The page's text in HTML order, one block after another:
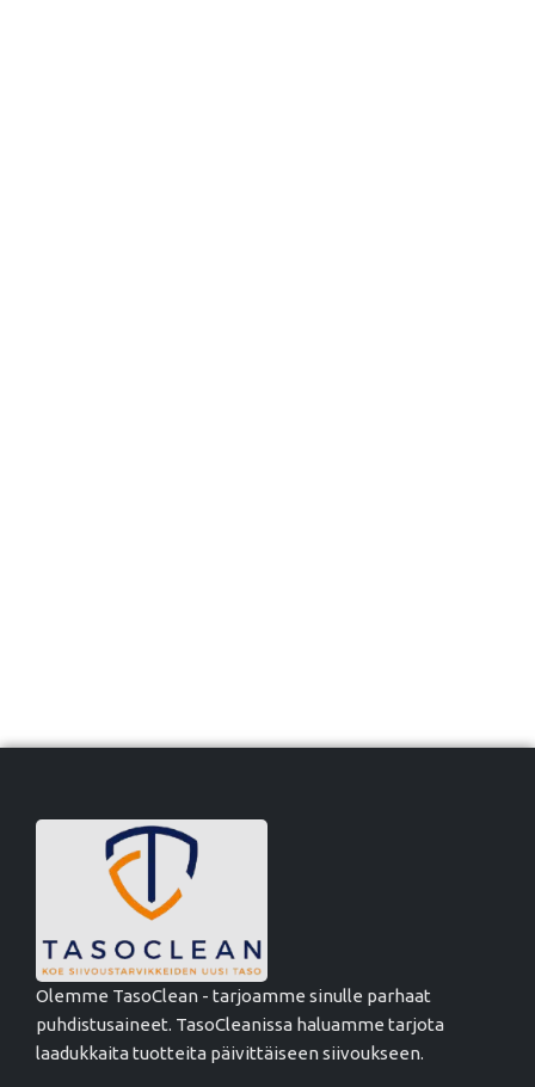
Olemme TasoClean - tarjoamme sinulle parhaat
puhdistusaineet. TasoCleanissa haluamme tarjota
laadukkaita tuotteita päivittäiseen siivoukseen.